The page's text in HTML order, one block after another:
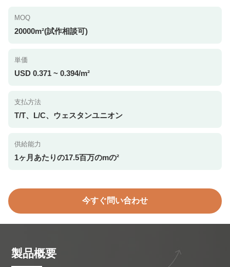
MOQ
20000m²(試作相談可)
単価
USD 0.371 ~ 0.394/m²
支払方法
T/T、L/C、ウェスタンユニオン
供給能力
1ヶ月あたりの17.5百万のmの²
今すぐ問い合わせ
製品概要